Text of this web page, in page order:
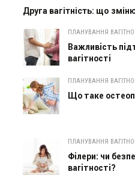
Друга вагітність: що
ПЛАНУВАННЯ
Важливість
вагітності
ПЛАНУВАННЯ
Що таке
ПЛАНУВАННЯ
Філери: чи
вагітності?